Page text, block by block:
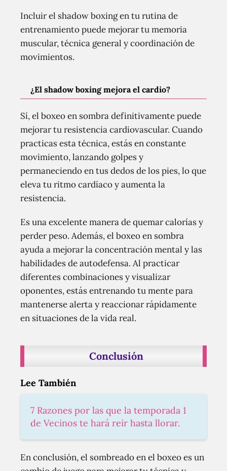
Incluir el shadow boxing en tu rutina de
entrenamiento puede mejorar tu memoria
muscular, técnica general y coordinación de
movimientos.
¿El shadow boxing mejora el cardio?
Sí, el boxeo en sombra definitivamente puede
mejorar tu resistencia cardiovascular. Cuando
practicas esta técnica, estás en constante
movimiento, lanzando golpes y
permaneciendo en tus dedos de los pies, lo que
eleva tu ritmo cardíaco y aumenta la
resistencia.
Es una excelente manera de quemar calorías y
perder peso. Además, el boxeo en sombra
ayuda a mejorar la concentración mental y las
habilidades de autodefensa. Al practicar
diferentes combinaciones y visualizar
oponentes, estás entrenando tu mente para
mantenerse alerta y reaccionar rápidamente
en situaciones de la vida real.
Conclusión
Lee También
7 Razones por las que la temporada 1
de Vecinos te hará reír hasta llorar.
En conclusión, el sombreado en el boxeo es un